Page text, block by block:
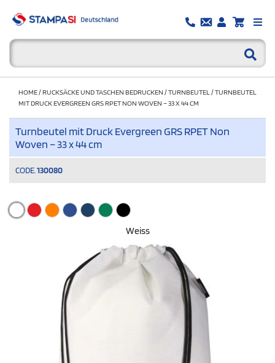
HOME/RUCKSÄCKE UND TASCHEN BEDRUCKEN /TURNBEUTEL/TURNBEUTEL
MIT DRUCK EVERGREEN GRS RPET NON WOVEN – 33 X 44 CM
Turnbeutel mit Druck Evergreen GRS RPET Non
Woven – 33 x 44 cm
CODE. 130080
Weiss